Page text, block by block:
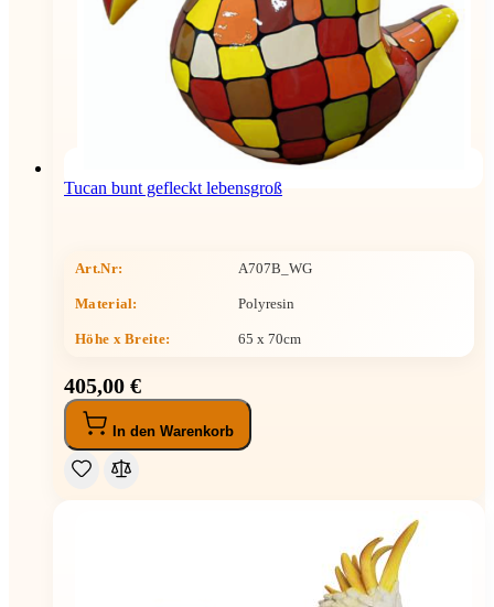
Tucan bunt gefleckt lebensgroß
Art.Nr: A707B_WG
Material: Polyresin
Höhe x Breite: 65 x 70cm
405,00 €
In den Warenkorb